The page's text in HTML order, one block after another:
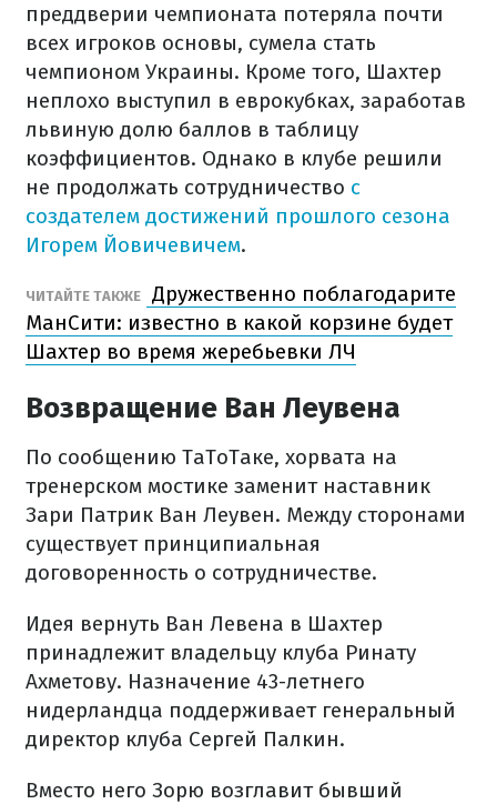
преддверии чемпионата потеряла почти
всех игроков основы, сумела стать
чемпионом Украины. Кроме того, Шахтер
неплохо выступил в еврокубках, заработав
львиную долю баллов в таблицу
коэффициентов. Однако в клубе решили
не продолжать сотрудничество с
создателем достижений прошлого сезона
Игорем Йовичевичем.
ЧИТАЙТЕ ТАКЖЕ
Дружественно поблагодарите
МанСити: известно в какой корзине будет
Шахтер во время жеребьевки ЛЧ
Возвращение Ван Леувена
По сообщению ТаТоТаке, хорвата на
тренерском мостике заменит наставник
Зари Патрик Ван Леувен. Между сторонами
существует принципиальная
договоренность о сотрудничестве.
Идея вернуть Ван Левена в Шахтер
принадлежит владельцу клуба Ринату
Ахметову. Назначение 43-летнего
нидерландца поддерживает генеральный
директор клуба Сергей Палкин.
Вместо него Зорю возглавит бывший